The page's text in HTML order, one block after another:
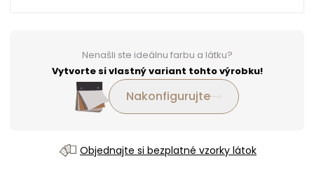
Nenašli ste ideálnu farbu a látku?
Vytvorte si vlastný variant tohto výrobku!
Nakonfigurujte
Objednajte si bezplatné vzorky látok